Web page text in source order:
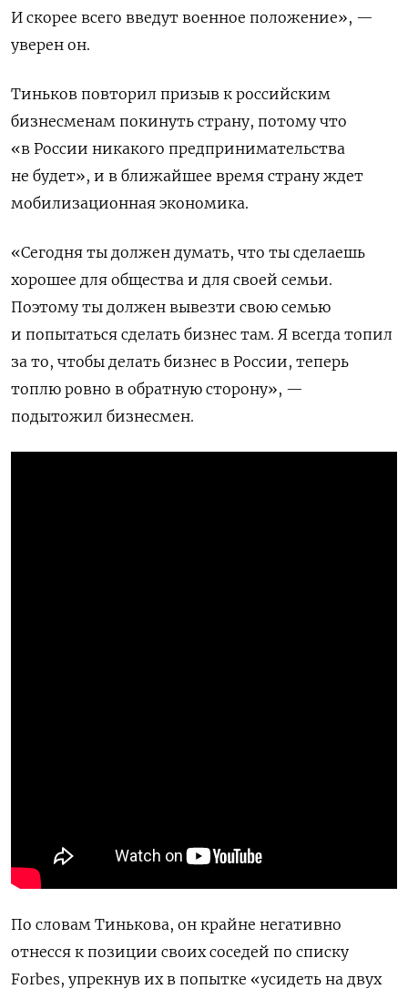
И скорее всего введут военное положение», —
уверен он.
Тиньков повторил призыв к российским
бизнесменам покинуть страну, потому что
«в России никакого предпринимательства
не будет», и в ближайшее время страну ждет
мобилизационная экономика.
«Сегодня ты должен думать, что ты сделаешь
хорошее для общества и для своей семьи.
Поэтому ты должен вывезти свою семью
и попытаться сделать бизнес там. Я всегда топил
за то, чтобы делать бизнес в России, теперь
топлю ровно в обратную сторону», —
подытожил бизнесмен.
По словам Тинькова, он крайне негативно
отнесся к позиции своих соседей по списку
Forbes, упрекнув их в попытке «усидеть на двух